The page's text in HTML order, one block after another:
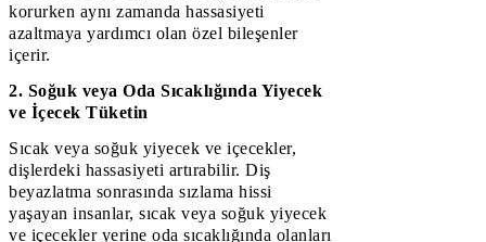
korurken aynı zamanda hassasiyeti
azaltmaya yardımcı olan özel bileşenler
içerir.
2. Soğuk veya Oda Sıcaklığında Yiyecek
ve İçecek Tüketin
Sıcak veya soğuk yiyecek ve içecekler,
dişlerdeki hassasiyeti artırabilir. Diş
beyazlatma sonrasında sızlama hissi
yaşayan insanlar, sıcak veya soğuk yiyecek
ve içecekler yerine oda sıcaklığında olanları